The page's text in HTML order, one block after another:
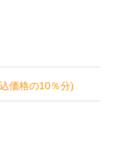
価格の10％分)